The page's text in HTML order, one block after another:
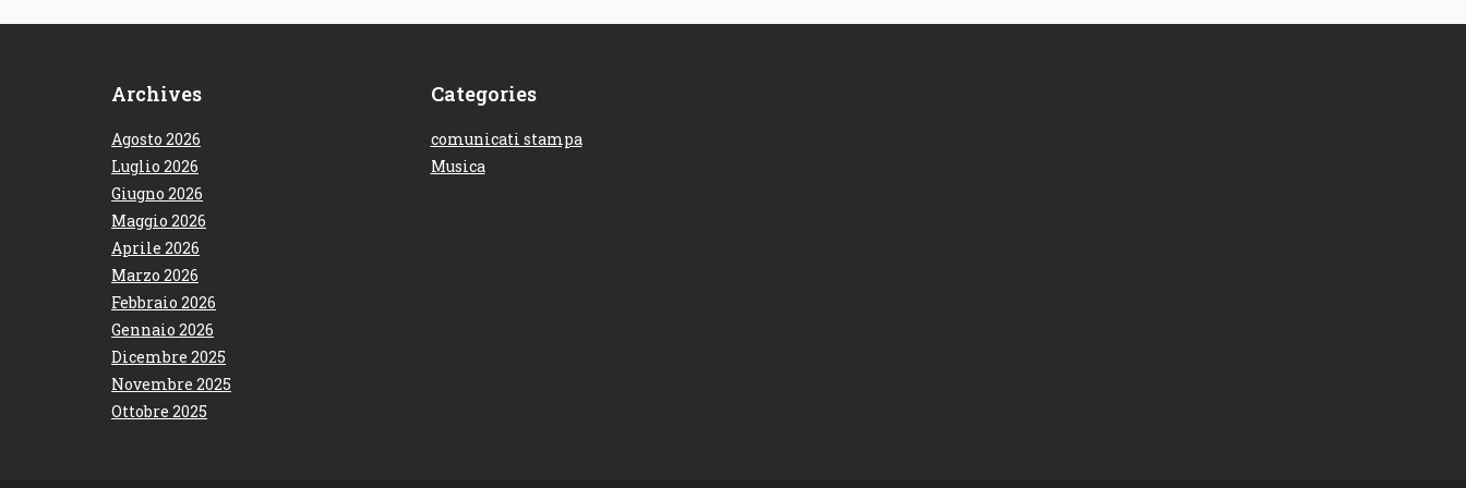
Archives
Agosto 2026
Luglio 2026
Giugno 2026
Maggio 2026
Aprile 2026
Marzo 2026
Febbraio 2026
Gennaio 2026
Dicembre 2025
Novembre 2025
Ottobre 2025
Categories
comunicati stampa
Musica